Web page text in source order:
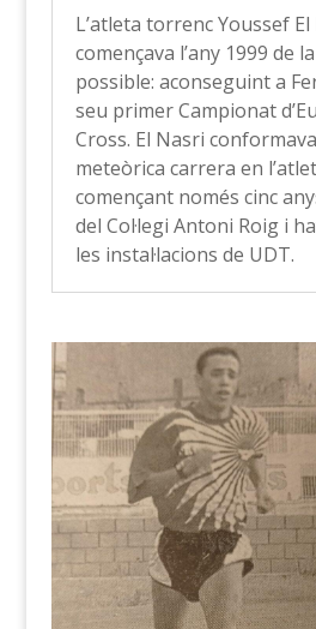
L’atleta torrenc Youssef
començava l’any 1999 de
possible: aconseguint a
seu primer Campionat
Cross. El Nasri
meteòrica carrera en
començant només cinc
del Col·legi Antoni Roig i
les instal·lacions de UDT.